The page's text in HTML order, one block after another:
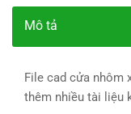
Mô tả
File cad cửa nhôm
thêm nhiều tài liệu